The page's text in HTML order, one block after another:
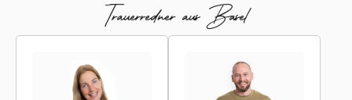
Trauer­redner aus Basel